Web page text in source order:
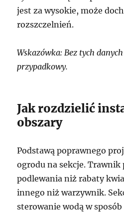
jest za wysokie, może
rozszczelnień.
Wskazówka: Bez tych
przypadkowy.
Jak rozdzielić
obszary
Podstawą poprawnego
ogrodu na sekcje.
podlewania niż rabaty
innego niż warzywnik.
sterowanie wodą w